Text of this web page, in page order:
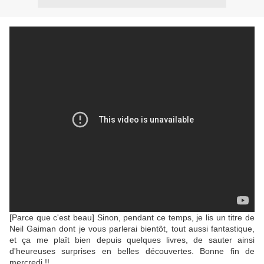
[Parce que c'est beau] Sinon, pendant ce temps, je lis un titre de
Neil Gaiman dont je vous parlerai bientôt, tout aussi fantastique,
et ça me plaît bien depuis quelques livres, de sauter ainsi
d'heureuses surprises en belles découvertes. Bonne fin de